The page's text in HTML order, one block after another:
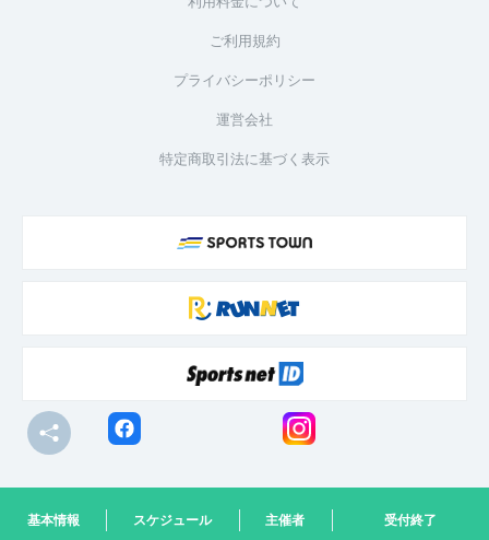
基本情報 スケジュール 主催者 受付終了
ご利用規約
プライバシーポリシー
運営会社
特定商取引法に基づく表示